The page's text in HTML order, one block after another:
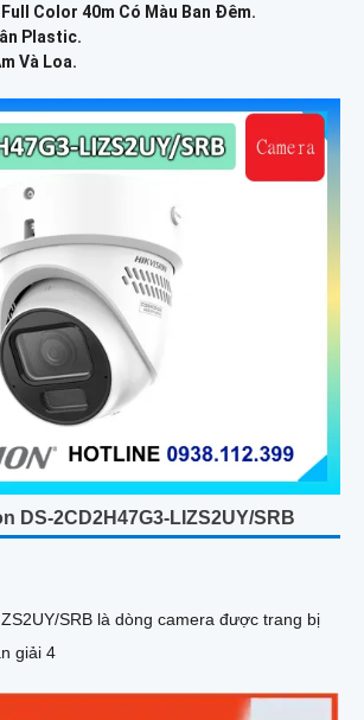
Full Color 40m Có Màu Ban Ðêm.
Plastic.
Và Loa.
DS-2CD2H47G3-LIZS2UY/SRB
SRB là dòng camera được trang bị
giải 4